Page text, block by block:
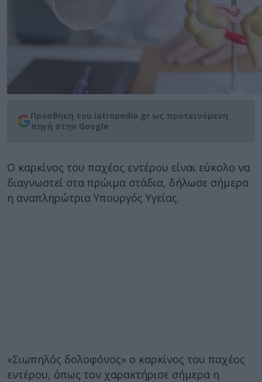
Προσθήκη του iatropedia.gr ως προτεινόμενη
πηγή στην Google
Ο καρκίνος του παχέος εντέρου είναι εύκολο να
διαγνωστεί στα πρώιμα στάδια, δήλωσε σήμερα
η αναπληρώτρια Υπουργός Υγείας.
«Σιωπηλός δολοφόνος» ο καρκίνος του παχέος
εντέρου, όπως τον χαρακτήρισε σήμερα η